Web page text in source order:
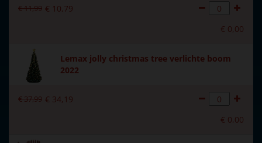
€11,99 € 10,79
€ 0,00
Lemax jolly christmas tree verlichte boom
2022
€37,99 € 34, 19
€ 0,00